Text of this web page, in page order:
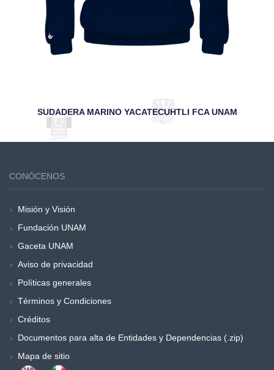
SUDADERA MARINO YACATECUHTLI FCA UNAM
CONÓCENOS
Misión y Visión
Fundación UNAM
Gaceta UNAM
Aviso de privacidad
Políticas generales
Términos y Condiciones
Créditos
Documentos para alta de Entidades y Dependencias (.zip)
Mapa de sitio